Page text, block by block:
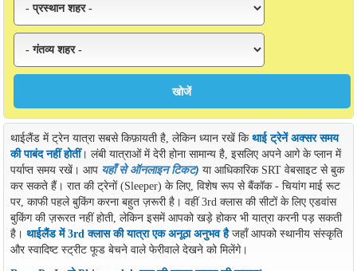
थाईलैंड में ट्रेन यात्रा सबसे किफ़ायती है, लेकिन ध्यान रखें किथाई ट्रेनें अक्सर समय
की पाबंद नहीं होतीं। लंबी यात्राओं में देरी होना सामान्य है, इसलिए अपने आगे के प्लान में
पर्याप्त समय रखें। आप यहाँ से ऑनलाइन टिकट) या आधिकारिक SRT वेबसाइट से बुक
कर सकते हैं। रात की ट्रेनों (Sleeper) के लिए, विशेष रूप से बैंकॉक - चियांग माई रूट
पर, काफी पहले बुकिंग करना बहुत ज़रूरी है। वहीं 3rd क्लास की सीटों के लिए एडवांस
बुकिंग की ज़रूरत नहीं होती, लेकिन इसमें आपको खड़े होकर भी यात्रा करनी पड़ सकती
है। थाईलैंड में 3rd क्लास की यात्रा एक अनूठा अनुभव हैजहाँ आपको स्थानीय संस्कृति
और स्वादिष्ट स्ट्रीट फूड बेचने वाले फेरीवाले देखने को मिलेंगे।